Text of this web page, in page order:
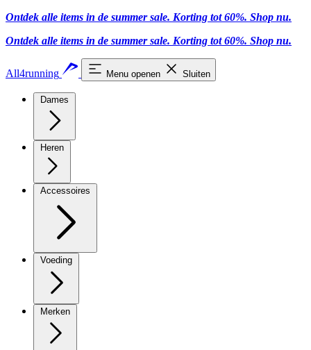
Ontdek alle items in de summer sale. Korting tot 60%. Shop nu.
Ontdek alle items in de summer sale. Korting tot 60%. Shop nu.
All4running Menu openen Sluiten
Dames
Heren
Accessoires
Voeding
Merken